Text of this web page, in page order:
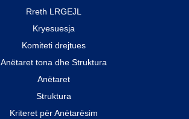
Rreth LRGEJL
Kryesuesja
Komiteti drejtues
Anëtaret tona dhe Struktura
Anëtaret
Struktura
Kriteret për Anëtarësim